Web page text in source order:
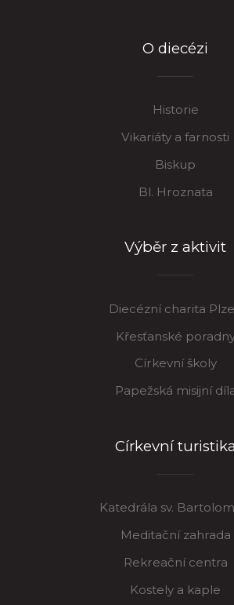
O diecézi
Historie
Vikariáty a farnosti
Biskup
Bl. Hroznata
Výběr z aktivit
Diecézní charita
Křesťanské
Církevní školy
Papežská misijní
Církevní turistika
Katedrála sv.
Meditační zahrada
Rekreační centra
Kostely a kaple